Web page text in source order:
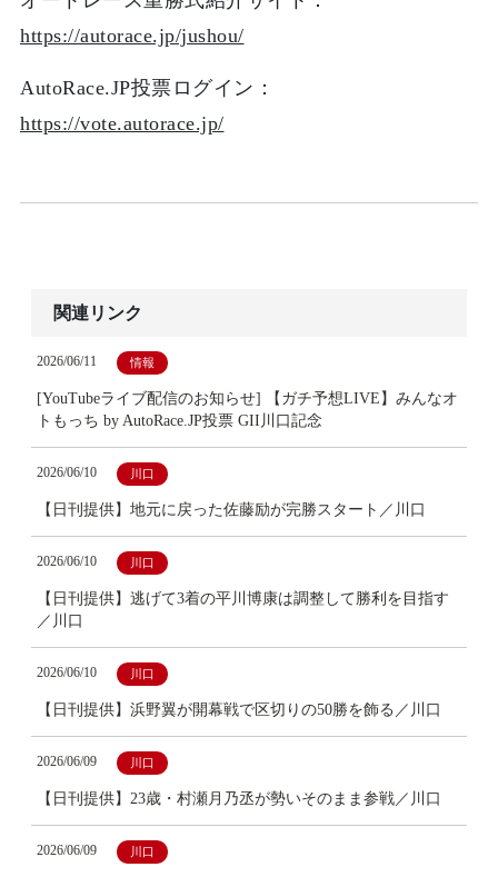
https://autorace.jp/jushou/
AutoRace.JP投票ログイン：
https://vote.autorace.jp/
関連リンク
2026/06/11 情報
[YouTubeライブ配信のお知らせ] 【ガチ予想LIVE】みんなオ
トもっち by AutoRace.JP投票 GII川口記念
2026/06/10 川口
【日刊提供】地元に戻った佐藤励が完勝スタート／川口
2026/06/10 川口
【日刊提供】逃げて3着の平川博康は調整して勝利を目指す
／川口
2026/06/10 川口
【日刊提供】浜野翼が開幕戦で区切りの50勝を飾る／川口
2026/06/09 川口
【日刊提供】23歳・村瀬月乃丞が勢いそのまま参戦／川口
2026/06/09 川口